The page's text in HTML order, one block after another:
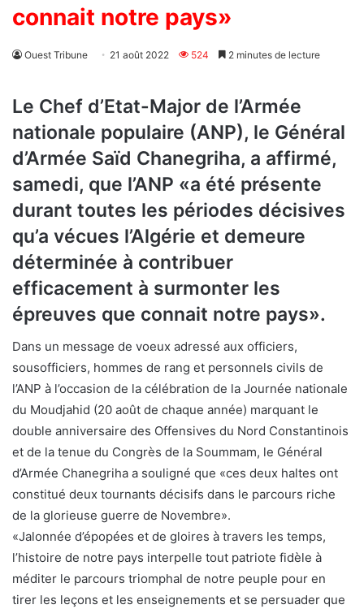
connait notre pays»
Ouest Tribune 21 août 2022 524 2 minutes de lecture
Le Chef d’Etat-Major de l’Armée
nationale populaire (ANP), le Général
d’Armée Saïd Chanegriha, a affirmé,
samedi, que l’ANP «a été présente
durant toutes les périodes décisives
qu’a vécues l’Algérie et demeure
déterminée à contribuer
efficacement à surmonter les
épreuves que connait notre pays».
Dans un message de voeux adressé aux officiers,
sousofficiers, hommes de rang et personnels civils de
l’ANP à l’occasion de la célébration de la Journée nationale
du Moudjahid (20 août de chaque année) marquant le
double anniversaire des Offensives du Nord Constantinois
et de la tenue du Congrès de la Soummam, le Général
d’Armée Chanegriha a souligné que «ces deux haltes ont
constitué deux tournants décisifs dans le parcours riche
de la glorieuse guerre de Novembre».
«Jalonnée d’épopées et de gloires à travers les temps,
l’histoire de notre pays interpelle tout patriote fidèle à
méditer le parcours triomphal de notre peuple pour en
tirer les leçons et les enseignements et se persuader que